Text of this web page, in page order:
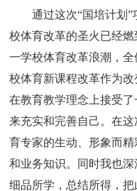
通过这次“国培计划
校体育改革的圣火已经
一学校体育改革浪潮，
校体育新课程改革作为
在教育教学理念上接受
来充实和完善自己。在
育专家的生动、形象而
和业务知识。同时我也
细品所学，总结所得，